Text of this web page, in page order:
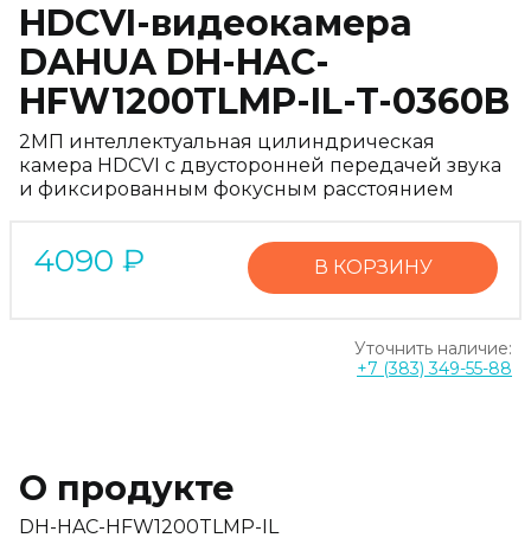
HDCVI-видеокамера
DAHUA DH-HAC-
HFW1200TLMP-IL-T-0360B
2МП интеллектуальная цилиндрическая
камера HDCVI с двусторонней передачей звука
и фиксированным фокусным расстоянием
4090 ₽ В КОРЗИНУ
Уточнить наличие:
+7 (383) 349-55-88
О продукте
DH-HAC-HFW1200TLMP-IL